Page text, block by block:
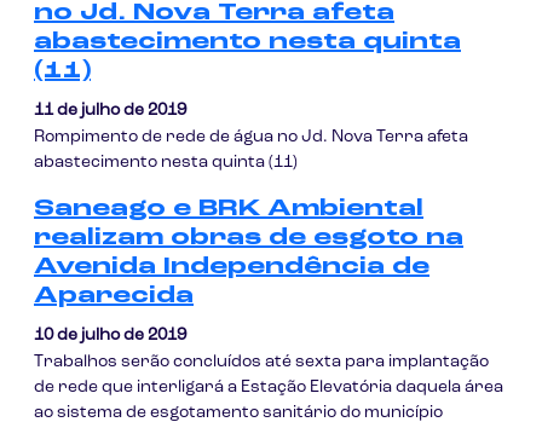
no Jd. Nova Terra afeta
abastecimento nesta quinta
(11)
11 de julho de 2019
Rompimento de rede de água no Jd. Nova Terra afeta
abastecimento nesta quinta (11)
Saneago e BRK Ambiental
realizam obras de esgoto na
Avenida Independência de
Aparecida
10 de julho de 2019
Trabalhos serão concluídos até sexta para implantação
de rede que interligará a Estação Elevatória daquela área
ao sistema de esgotamento sanitário do município